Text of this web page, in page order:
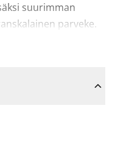
suurimman
parveke.
löylyt päivän
välinen tila on
laatalla. Työtaso on